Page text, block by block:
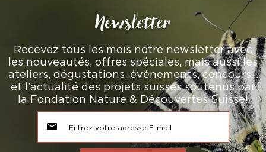
Newsletter
Recevez tous les mois notre newsletter avec
les nouveautés, offres spéciales, mais aussi les
ateliers, dégustations, événements, concours…
et l’actualité des projets suisses soutenus par
la Fondation Nature & Découvertes Suisse!